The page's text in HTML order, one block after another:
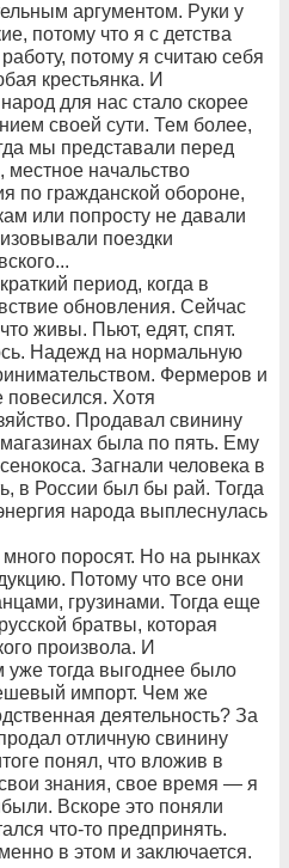
аргументом. Руки у
потому что я с детства
потому я считаю себя
крестьянка. И
для нас стало скорее
своей сути. Тем более,
мы представали перед
начальство
по гражданской обороне,
или попросту не давали
поездки
период, когда в
обновления. Сейчас
живы. Пьют, едят, спят.
Надежд на нормальную
Фермеров и
Хотя
Продавал свинину
магазинах была по пять. Ему
Загнали человека в
в России был бы рай. Тогда
народа выплеснулась
поросят. Но на рынках
Потому что все они
грузинами. Тогда еще
братвы, которая
произвола. И
уже тогда выгоднее было
импорт. Чем же
деятельность? За
отличную свинину
понял, что вложив в
знания, свое время — я
Вскоре это поняли
что-то предпринять.
в этом и заключается.